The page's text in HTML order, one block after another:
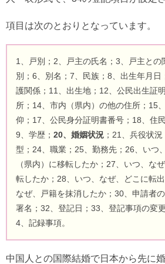
項目は次のとおりとなっています。
1、戸別；2、戸主の氏名；3、戸主との
別；6、別名；7、民族；8、出生年月日
護関係；11、出生地；12、公民出生証
所；14、市内（県内）の他の住所；15
仰；17、公民身分証明書番号；18、住
9、学歴； 20、婚姻状況 ；21、兵役状
型；24、職業；25、勤務先；26、いつ
（県内）に移転したか；27、いつ、な
転したか；28、いつ、なぜ、どこに転
なぜ、戸籍を抹消したか；30、申請者
署名；32、登記日；33、登記事項の変
4、記録事項。
中国人との国際結婚で日本から先に